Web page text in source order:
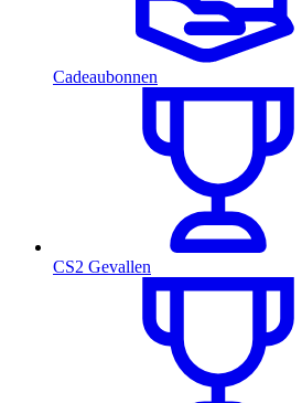
Cadeaubonnen
CS2 Gevallen